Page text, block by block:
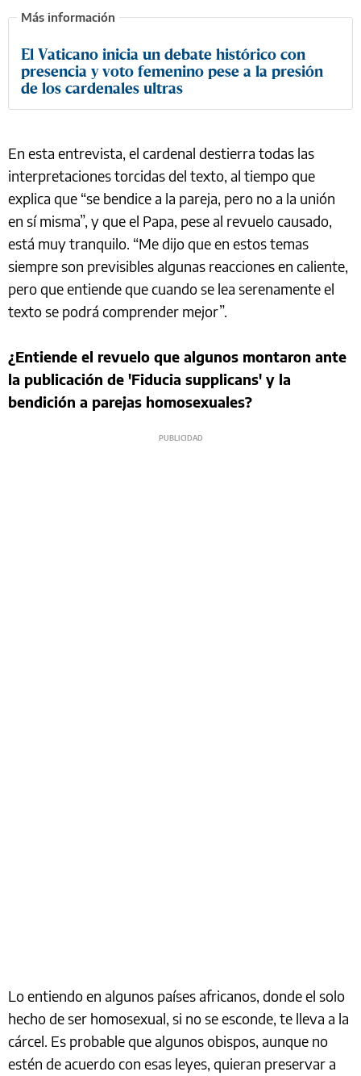
El Vaticano inicia un debate histórico con
presencia y voto femenino pese a la presión
de los cardenales ultras
En esta entrevista, el cardenal destierra todas las
interpretaciones torcidas del texto, al tiempo que
explica que “se bendice a la pareja, pero no a la unión
en sí misma”, y que el Papa, pese al revuelo causado,
está muy tranquilo. “Me dijo que en estos temas
siempre son previsibles algunas reacciones en caliente,
pero que entiende que cuando se lea serenamente el
texto se podrá comprender mejor”.
¿Entiende el revuelo que algunos montaron ante
la publicación de 'Fiducia supplicans' y la
bendición a parejas homosexuales?
Lo entiendo en algunos países africanos, donde el solo
hecho de ser homosexual, si no se esconde, te lleva a la
cárcel. Es probable que algunos obispos, aunque no
estén de acuerdo con esas leyes, quieran preservar a